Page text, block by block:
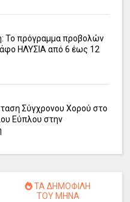
Το πρόγραμμα προβολών
ΗΛΥΣΙΑ από 6 έως 12
Σύγχρονου Χορού στο
Εύπλου στην
ΤΑ ΔΗΜΟΦΙΛΗ
ΤΟΥ ΜΗΝΑ